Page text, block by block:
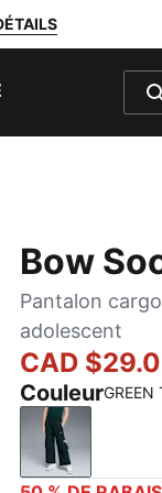
Bow
Pantalon
adolescent
CAD
CouleurGREEN
GREEN